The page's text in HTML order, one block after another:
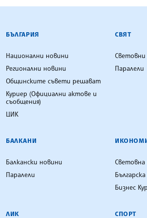
БЪЛГАРСКА
БЪЛГАРИЯ
Национални новини
Регионални новини
Общинските съвети решават
Куриер (Официални актове и
съобщения)
ЦИК
СВЯТ
Паралели
БАЛКАНИ
Балкански новини
Паралели
Бизнес
ЛИК СПОРТ